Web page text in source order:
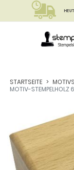
STARTSEITE
MOTIV-STEMPELHOLZ